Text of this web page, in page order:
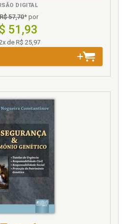
no âmbito da Lei Maria da
Fortuna e Letícia Fonseca
Constituição e Código Civil
protecção de biografias não
p. 121
Canotilho. Constituição e
âmbito de protecção de
José Joaquim Gomes
M. Machado, p. 121
e ativismo judicial: notas
diferenciação. Clarissa
de Oliveira, p. 71
Maurmo. Privacidade na
de 1988: uma necessária
para a adequada tutela dos
p. 167
DIGITAL
R$ 57,70* por
51,93
de R$ 25,97